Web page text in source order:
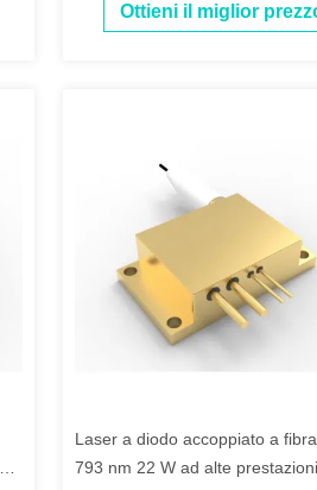
Ottieni il miglior
Laser a diodo accoppiato a
793 nm 22 W ad alte prestazioni